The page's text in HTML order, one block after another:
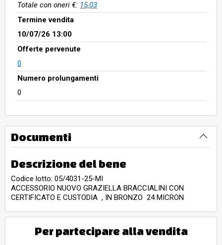
Totale con oneri €: 15,03
Termine vendita
10/07/26 13:00
Offerte pervenute
0
Numero prolungamenti
0
Documenti
Descrizione del bene
Codice lotto: 05/4031-25-MI
ACCESSORIO NUOVO GRAZIELLA BRACCIALINI CON
CERTIFICATO E CUSTODIA , IN BRONZO 24 MICRON
Per partecipare alla vendita